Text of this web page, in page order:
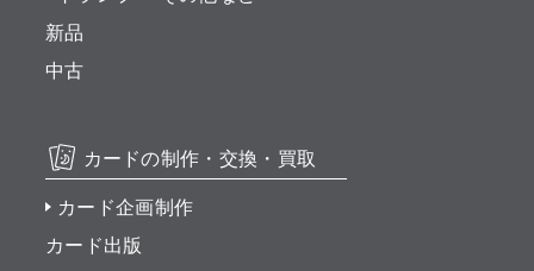
新品
中古
カードの制作・交換・買取
カード企画制作
カード出版